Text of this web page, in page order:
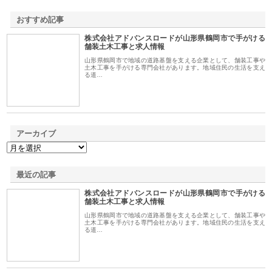
おすすめ記事
株式会社アドバンスロードが山形県鶴岡市で手がける
舗装土木工事と求人情報
山形県鶴岡市で地域の道路基盤を支える企業として、舗装工事や
土木工事を手がける専門会社があります。地域住民の生活を支え
る道…
アーカイブ
最近の記事
株式会社アドバンスロードが山形県鶴岡市で手がける
舗装土木工事と求人情報
山形県鶴岡市で地域の道路基盤を支える企業として、舗装工事や
土木工事を手がける専門会社があります。地域住民の生活を支え
る道…